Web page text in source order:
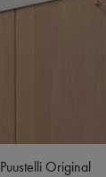
Puustelli Original